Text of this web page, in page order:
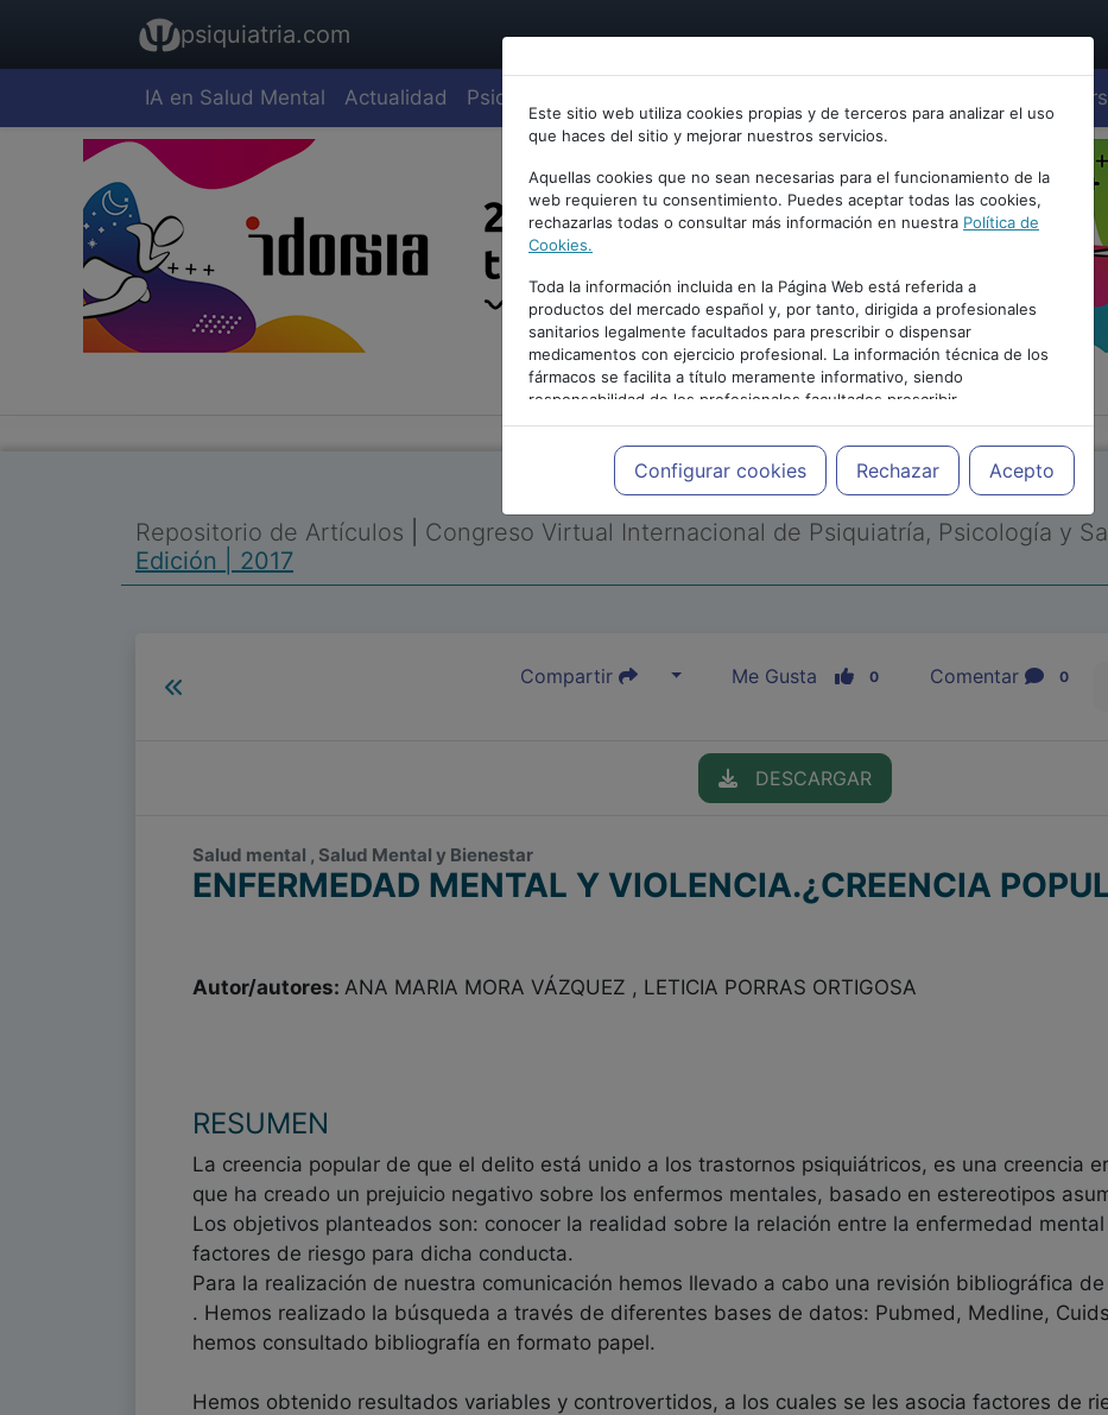
psiquiatria.com
IA en Salud Mental Actualidad Psiquiatría
Este sitio web utiliza cookies propias y de terceros para analizar el uso
que haces del sitio y mejorar nuestros servicios.
Aquellas cookies que no sean necesarias para el funcionamiento de la
web requieren tu consentimiento. Puedes aceptar todas las cookies,
rechazarlas todas o consultar más información en nuestra Política de
Cookies.
Toda la información incluida en la Página Web está referida a
productos del mercado español y, por tanto, dirigida a profesionales
sanitarios legalmente facultados para prescribir o dispensar
medicamentos con ejercicio profesional. La información técnica de los
fármacos se facilita a título meramente informativo, siendo
responsabilidad de los profesionales facultados prescribir
medicamentos y decidir, en cada caso concreto, el tratamiento más
adecuado a las necesidades del paciente.
Configurar cookies Rechazar Acepto
PUBLICIDAD
Repositorio de Artículos Congreso Virtual Internacional de Psiquiatría, Psicología y
Edición | 2017
Compartir Me Gusta 0 Comentar 0
DESCARGAR
Salud mental , Salud Mental y Bienestar
ENFERMEDAD MENTAL Y VIOLENCIA.¿CREENCIA
Autor/autores: ANA MARIA MORA VÁZQUEZ , LETICIA PORRAS ORTIGOSA
RESUMEN
La creencia popular de que el delito está unido a los trastornos psiquiátricos, es una creencia
que ha creado un prejuicio negativo sobre los enfermos mentales, basado en estereotipos
Los objetivos planteados son: conocer la realidad sobre la relación entre la enfermedad
factores de riesgo para dicha conducta.
Para la realización de nuestra comunicación hemos llevado a cabo una revisión bibliográfica
. Hemos realizado la búsqueda a través de diferentes bases de datos: Pubmed, Medline,
hemos consultado bibliografía en formato papel.
Hemos obtenido resultados variables y controvertidos, a los cuales se les asocia factores de